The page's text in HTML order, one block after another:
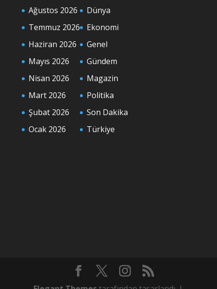
Ağustos 2026
Temmuz 2026
Haziran 2026
Mayıs 2026
Nisan 2026
Mart 2026
Şubat 2026
Ocak 2026
Dünya
Ekonomi
Genel
Gündem
Magazin
Politika
Son Dakika
Türkiye